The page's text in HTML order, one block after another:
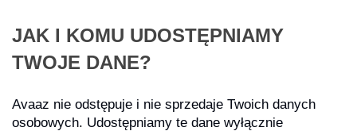
JAK I KOMU UDOSTĘPNIAMY
TWOJE DANE?
Avaaz nie odstępuje i nie sprzedaje Twoich danych
osobowych. Udostępniamy te dane wyłącznie